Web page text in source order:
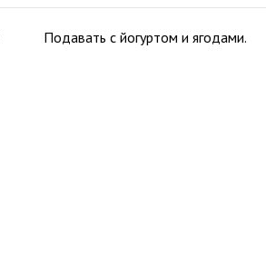
Подавать с йогуртом и ягодами.